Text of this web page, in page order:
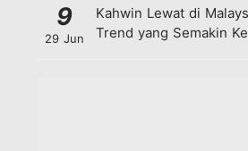
9
29 Jun
Kahwin Lewat di
Trend yang Semakin